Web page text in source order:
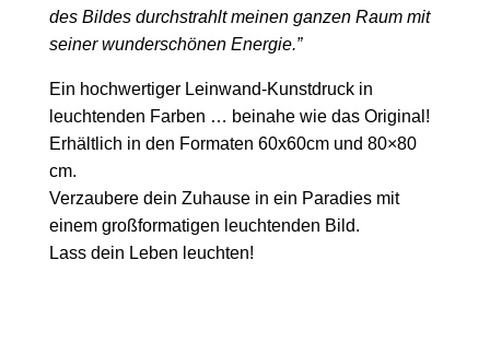
des Bildes durchstrahlt meinen ganzen Raum mit
seiner wunderschönen Energie.”
Ein hochwertiger Leinwand-Kunstdruck in
leuchtenden Farben … beinahe wie das Original!
Erhältlich in den Formaten 60x60cm und 80×80
cm.
Verzaubere dein Zuhause in ein Paradies mit
einem großformatigen leuchtenden Bild.
Lass dein Leben leuchten!